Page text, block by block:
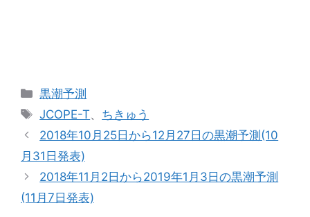
カ
テ
リ
ー
黒潮予測
タ
グ
JCOPE-T、 ちきゅう
2018年10月25日から12月27日の黒潮予測(10
月31日発表)
2018年11月2日から2019年1月3日の黒潮予測
(11月7日発表)